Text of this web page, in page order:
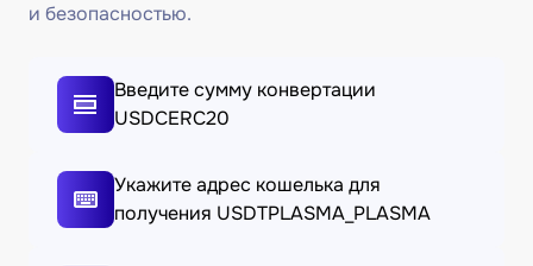
и безопасностью.
Введите сумму конвертации
USDCERC20
Укажите адрес кошелька для
получения USDTPLASMA_PLASMA